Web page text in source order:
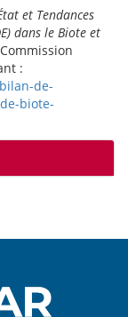
et Tendances
dans le Biote et
:
de-
biote-